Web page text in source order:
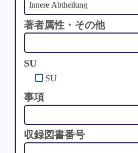
著者属性・その他
SU
SU
事項
収録図書番号